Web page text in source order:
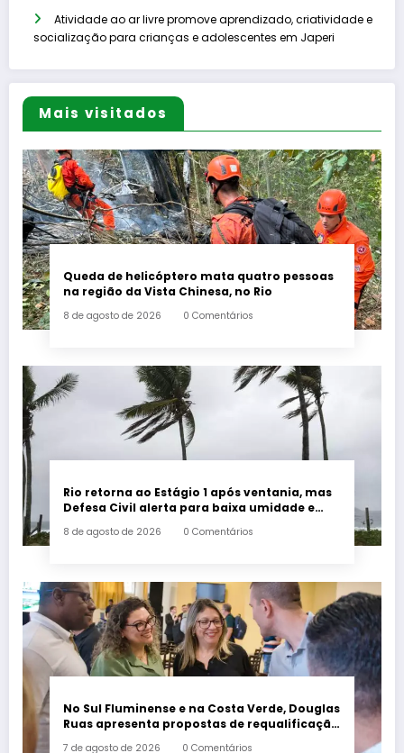
Atividade ao ar livre promove aprendizado, criatividade e
socialização para crianças e adolescentes em Japeri
Mais visitados
Queda de helicóptero mata quatro pessoas
na região da Vista Chinesa, no Rio
8 de agosto de 2026 0 Comentários
Rio retorna ao Estágio 1 após ventania, mas
Defesa Civil alerta para baixa umidade e
8 de agosto de 2026 0 Comentários
No Sul Fluminense e na Costa Verde, Douglas
Ruas apresenta propostas de requalificação
7 de agosto de 2026 0 Comentários